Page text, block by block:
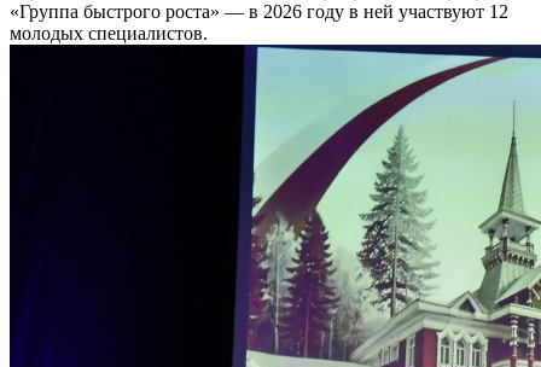
«Группа быстрого роста» — в 2026 году в ней участвуют 12
молодых специалистов.